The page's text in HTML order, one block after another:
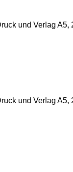
und Verlag A5,
und Verlag A5,